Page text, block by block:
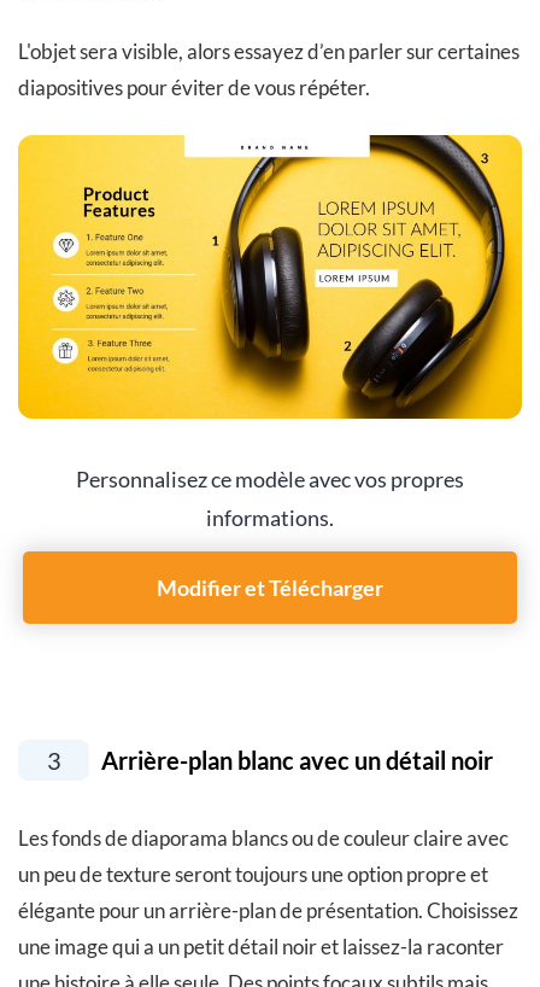
L'objet sera visible, alors essayez d’en parler sur certaines
diapositives pour éviter de vous répéter.
Personnalisez ce modèle avec vos propres
informations.
Modifier et Télécharger
3 Arrière-plan blanc avec un détail noir
Les fonds de diaporama blancs ou de couleur claire avec
un peu de texture seront toujours une option propre et
élégante pour un arrière-plan de présentation. Choisissez
une image qui a un petit détail noir et laissez-la raconter